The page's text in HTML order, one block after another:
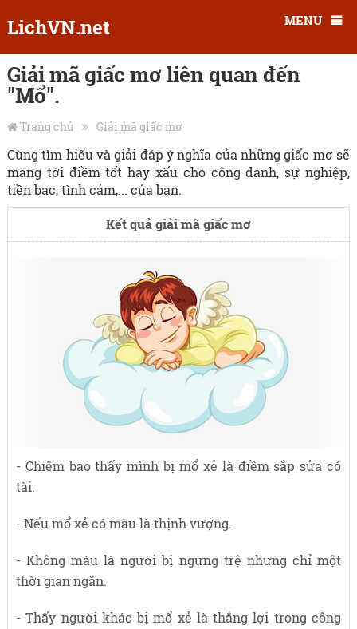
LichVN.net MENU
Giải mã giấc mơ liên quan đến
"Mổ".
Trang chủ Giải mã giấc mơ
Cùng tìm hiểu và giải đáp ý nghĩa của những giấc mơ sẽ
mang tới điềm tốt hay xấu cho công danh, sự nghiệp,
tiền bạc, tình cảm,... của bạn.
Kết quả giải mã giấc mơ
- Chiêm bao thấy mình bị mổ xẻ là điềm sắp sửa có
tài.
- Nếu mổ xẻ có màu là thịnh vượng.
- Không máu là người bị ngưng trệ nhưng chỉ một
thời gian ngắn.
- Thấy người khác bị mổ xẻ là thắng lợi trong công